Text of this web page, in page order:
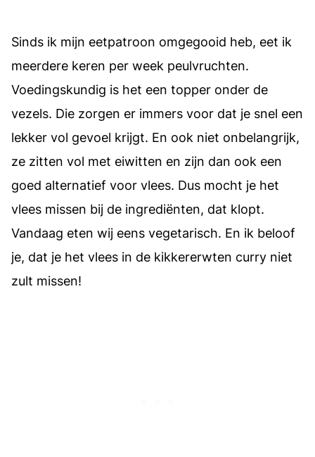
Sinds ik mijn eetpatroon omgegooid heb, eet ik
meerdere keren per week peulvruchten.
Voedingskundig is het een topper onder de
vezels. Die zorgen er immers voor dat je snel een
lekker vol gevoel krijgt. En ook niet onbelangrijk,
ze zitten vol met eiwitten en zijn dan ook een
goed alternatief voor vlees. Dus mocht je het
vlees missen bij de ingrediënten, dat klopt.
Vandaag eten wij eens vegetarisch. En ik beloof
je, dat je het vlees in de kikkererwten curry niet
zult missen!